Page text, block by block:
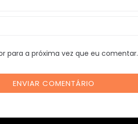
para a próxima vez que eu comentar.